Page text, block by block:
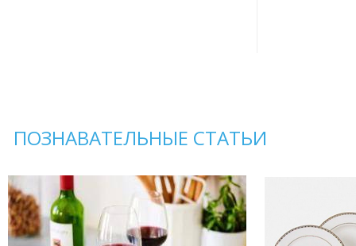
ПОЗНАВАТЕЛЬНЫЕ СТАТЬИ